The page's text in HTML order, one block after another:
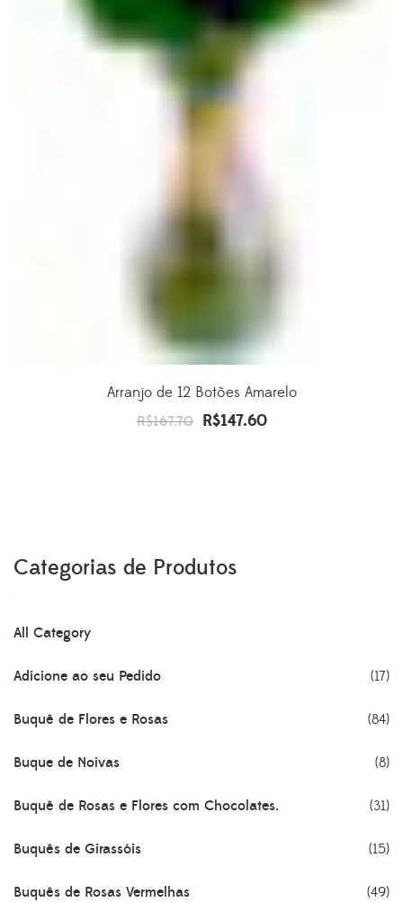
Arranjo de 12 Botões Amarelo
R$167.70
O
R$147.60O
Categorias de Produtos
All Category
Adicione ao seu Pedido (17)
Buquê de Flores e Rosas (84)
Buque de Noivas (8)
Buquê de Rosas e Flores com Chocolates. (31)
Buquês de Girassóis (15)
Buquês de Rosas Vermelhas (49)